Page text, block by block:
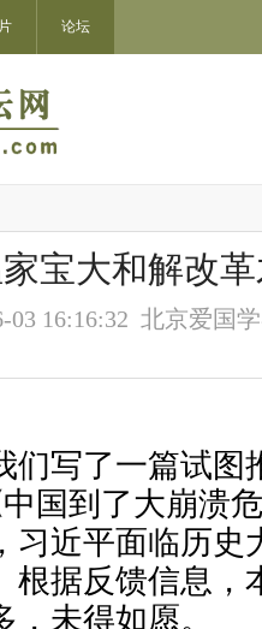
论坛
宝大和解改
03 16:16:32 北京爱国
写了一篇试图
国到了大崩溃
习近平面临历史
根据反馈信息，
未得如愿。